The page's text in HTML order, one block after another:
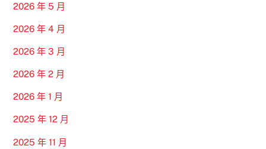
2026 年 5 月
2026 年 4 月
2026 年 3 月
2026 年 2 月
2026 年 1 月
2025 年 12 月
2025 年 11 月